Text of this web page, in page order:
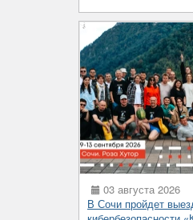
03 августа 2026
В Сочи пройдет